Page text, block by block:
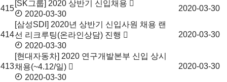
415
[SK그룹] 2020 상반기 신입채용
2020-03-30
2020-03-30
414
[삼성SDI] 2020년 상반기 신입사원 채용 랜
선 리크루팅(온라인상담) 진행
2020-03-30
2020-03-30
413
[현대자동차] 2020 연구개발본부 신입 상시
채용(~4.12/일)
2020-03-30
2020-03-30